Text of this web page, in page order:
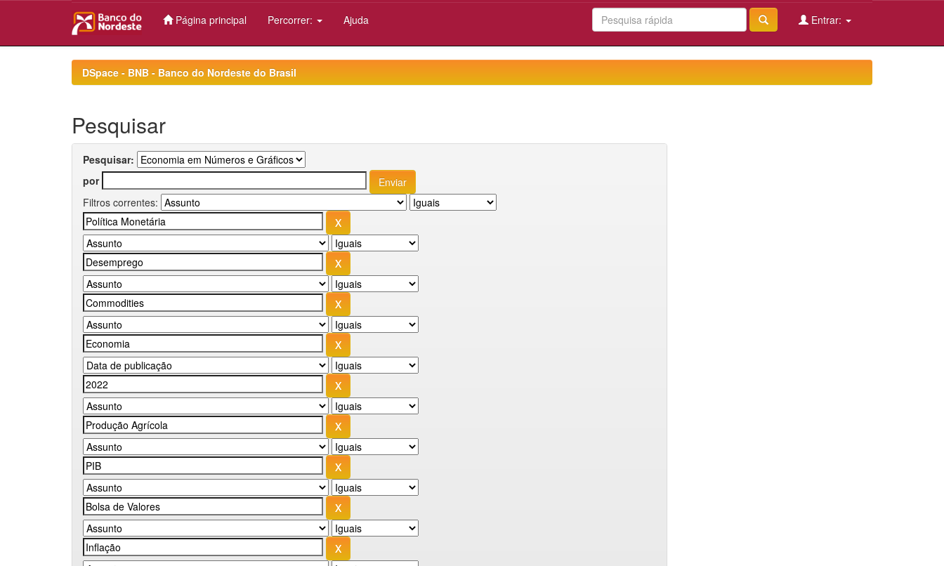
Página principal Percorrer: Ajuda Entrar:
DSpace - BNB - Banco do Nordeste do Brasil
Pesquisar
Pesquisar:
por
Filtros correntes: